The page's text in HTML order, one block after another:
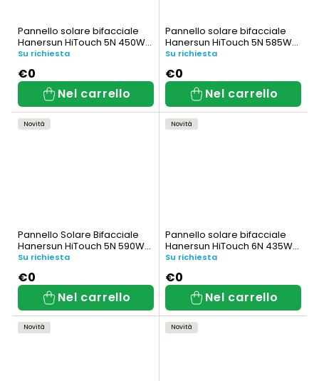
Pannello solare bifacciale
Hanersun HiTouch 5N 450W
Full Black (HN18RN-
Su richiesta
€0
Nel carrello
Pannello solare bifacciale
Hanersun HiTouch 5N 585W
(HN18N-72HT585W)
Su richiesta
€0
Nel carrello
Novità
Pannello Solare Bifacciale
Hanersun HiTouch 5N 590W
(HN18N-72HT590W)
Su richiesta
€0
Nel carrello
Novità
Pannello solare bifacciale
Hanersun HiTouch 6N 435W
Full Black (HN21RN-
Su richiesta
€0
Nel carrello
Novità Novità